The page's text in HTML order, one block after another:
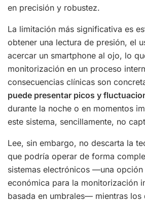
en precisión y robustez.
La limitación más significativa es
obtener una lectura de presión, el
acercar un smartphone al ojo, lo
monitorización en un proceso
consecuencias clínicas son
puede presentar picos y
durante la noche o en momentos
este sistema, sencillamente, no
Lee, sin embargo, no descarta la
que podría operar de forma
sistemas electrónicos —una opción
económica para la monitorización
basada en umbrales— mientras los